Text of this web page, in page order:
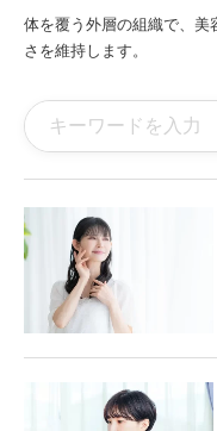
体を覆う外層の組織で、美
さを維持します。